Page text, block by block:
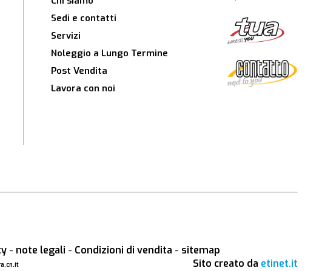
Sedi e contatti
Servizi
Noleggio a Lungo Termine
Post Vendita
Lavora con noi
- note legali - Condizioni di vendita - sitemap
Sito creato da etinet.it